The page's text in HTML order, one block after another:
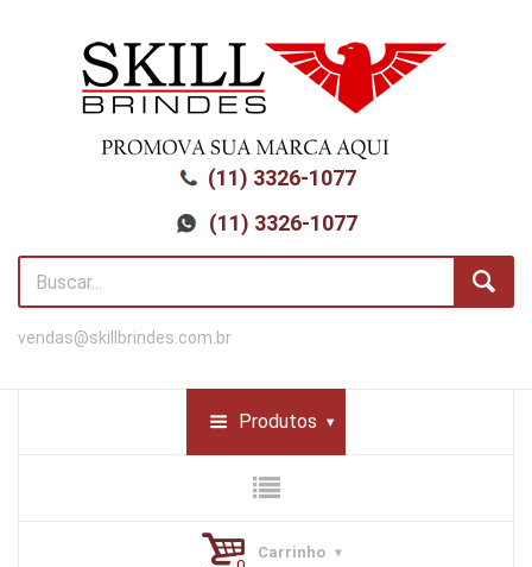
(11) 3326-1077
(11) 3326-1077
vendas@skillbrindes.com.br
Produtos
Carrinho